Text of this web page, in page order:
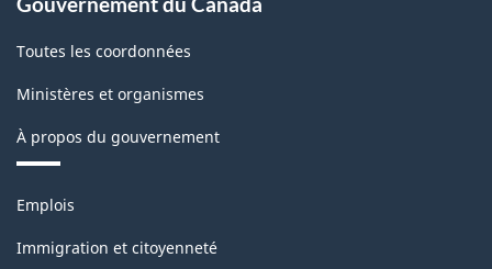
Toutes les coordonnées
Ministères et organismes
À propos du gouvernement
Thèmes
sujets
Emplois
Immigration et citoyenneté